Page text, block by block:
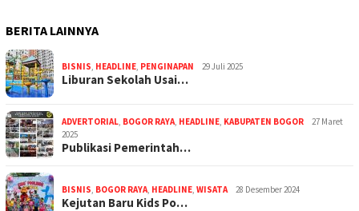
BERITA LAINNYA
BISNIS HEADLINE PENGINAPAN 29 Juli 2025
Liburan Sekolah Usai…
ADVERTORIAL BOGOR RAYA HEADLINE KABUPATEN BOGOR
27 Maret
2025
Publikasi Pemerintah…
BISNIS BOGOR RAYA HEADLINE WISATA 28 Desember 2024
Kejutan Baru Kids Po…